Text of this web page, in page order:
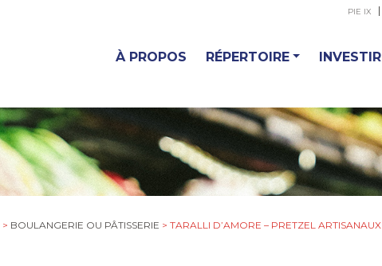
PIE IX
À PROPOS RÉPERTOIRE INVESTIR
> BOULANGERIE OU PÂTISSERIE > TARALLI D’AMORE – PRETZEL ARTISANAUX